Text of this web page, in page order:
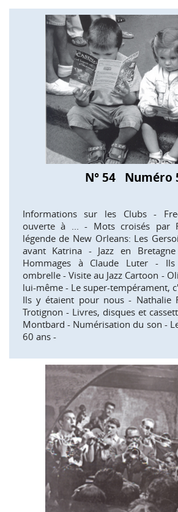
N° 54 Numéro
Informations sur les Clubs -
ouverte à ... - Mots croisés par
légende de New Orleans: Les
avant Katrina - Jazz en
Hommages à Claude Luter -
ombrelle - Visite au Jazz Cartoon -
lui-même - Le super-tempérament,
Ils y étaient pour nous - Nathalie
Trotignon - Livres, disques et
Montbard - Numérisation du son -
60 ans -